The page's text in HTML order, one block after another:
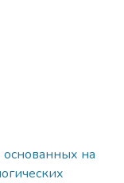
на